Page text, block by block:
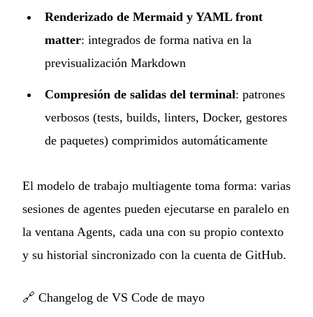
Renderizado de Mermaid y YAML front
matter: integrados de forma nativa en la
previsualización Markdown
Compresión de salidas del terminal: patrones
verbosos (tests, builds, linters, Docker, gestores
de paquetes) comprimidos automáticamente
El modelo de trabajo multiagente toma forma: varias
sesiones de agentes pueden ejecutarse en paralelo en
la ventana Agents, cada una con su propio contexto
y su historial sincronizado con la cuenta de GitHub.
🔗 Changelog de VS Code de mayo